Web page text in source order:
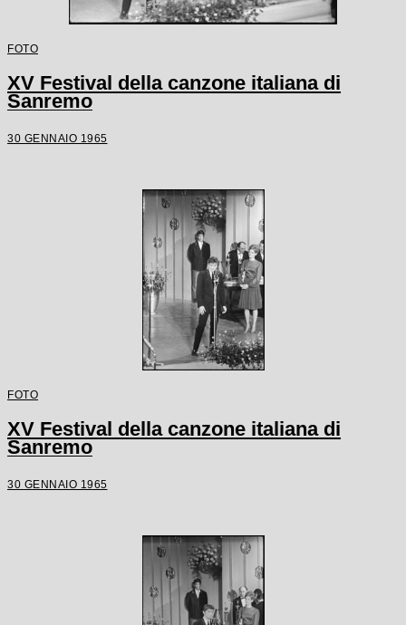
FOTO
XV Festival della canzone italiana di
Sanremo
30 GENNAIO 1965
FOTO
XV Festival della canzone italiana di
Sanremo
30 GENNAIO 1965